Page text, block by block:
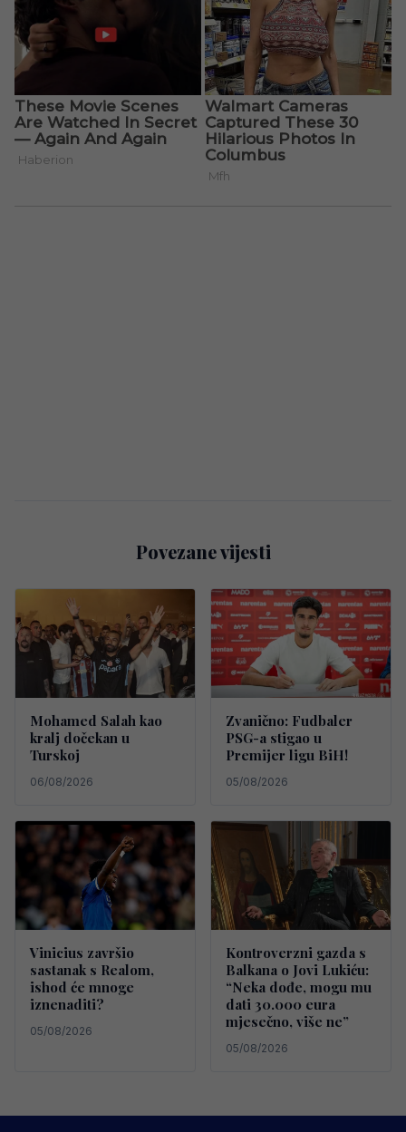
Povezane vijesti
Mohamed Salah kao
kralj dočekan u
Turskoj
06/08/2026
Zvanično: Fudbaler
PSG-a stigao u
Premijer ligu BiH!
05/08/2026
Vinicius završio
sastanak s Realom,
ishod će mnoge
iznenaditi?
05/08/2026
Kontroverzni gazda s
Balkana o Jovi Lukiću:
“Neka dođe, mogu mu
dati 30.000 eura
mjesečno, više ne”
05/08/2026